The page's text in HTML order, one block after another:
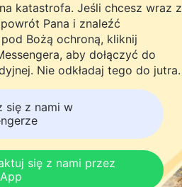
siostry Wang Qi,
z ich intencjami,
Boże, proszę,
przeczytam
w ich sercach. Kiedy
– wciąż szukają
co się dzieje
katastrofa. Jeśli chcesz wraz z
Pana i znaleźć
Bożą ochroną, kliknij
aby dołączyć do
Nie odkładaj tego do jutra.
się z nami w
się z nami przez